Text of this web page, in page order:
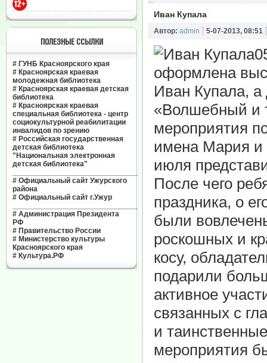
ПОЛЕЗНЫЕ ССЫЛКИ
# ГУНБ Красноярского края
# Красноярская краевая
молодежная библиотека
# Красноярская краевая детская
библиотека
# Красноярская краевая
специальная библиотека - центр
социокультурной реабилитации
инвалидов по зрению
# Российская государственная
детская библиотека
"Национальная электронная
детская библиотека"
# Официальный сайт Ужурского
района
# Официальный сайт г.Ужур
# Администрация Президента
РФ
# Правительство России
# Министерство культуры
Красноярского края
# Культура.РФ
Иван Купала
Автор: admin 5-07-2013, 08:51
оформлена
Иван Купала, а
«Волшебный и
мероприятия
имена Мария и
июля
После чего
праздника, о
были
роскошных и
косу,
подарили
активное
связанных с
и
мероприятия